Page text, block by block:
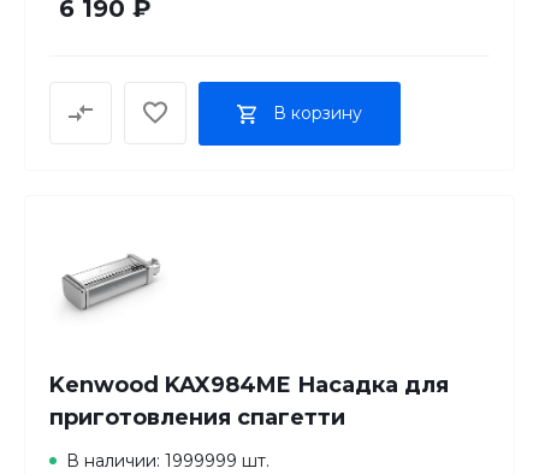
6 190 ₽
В корзину
Kenwood KAX984ME Насадка для
приготовления спагетти
В наличии: 1999999 шт.